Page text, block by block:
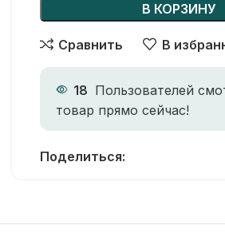
В КОРЗИНУ
Сравнить В
18 Пользователей
товар прямо сейчас!
Поделиться: